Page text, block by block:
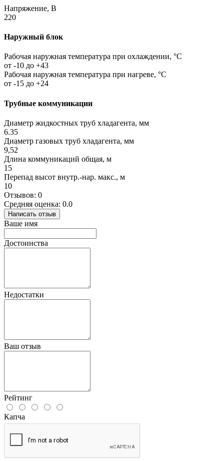
Напряжение, В
220
Наружный блок
Рабочая наружная температура при охлаждении, °C
от -10 до +43
Рабочая наружная температура при нагреве, °C
от -15 до +24
Трубные коммуникации
Диаметр жидкостных труб хладагента, мм
6.35
Диаметр газовых труб хладагента, мм
9,52
Длина коммуникаций общая, м
15
Перепад высот внутр.-нар. макс., м
10
Отзывов: 0
Средняя оценка: 0.0
Написать отзыв
Ваше имя
Достоинства
Недостатки
Ваш отзыв
Рейтинг
Капча